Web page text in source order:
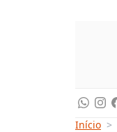
Início >